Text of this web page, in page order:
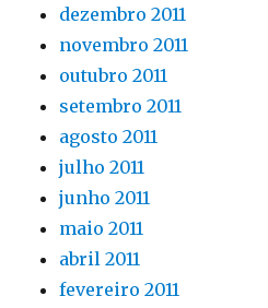
dezembro 2011
novembro 2011
outubro 2011
setembro 2011
agosto 2011
julho 2011
junho 2011
maio 2011
abril 2011
fevereiro 2011